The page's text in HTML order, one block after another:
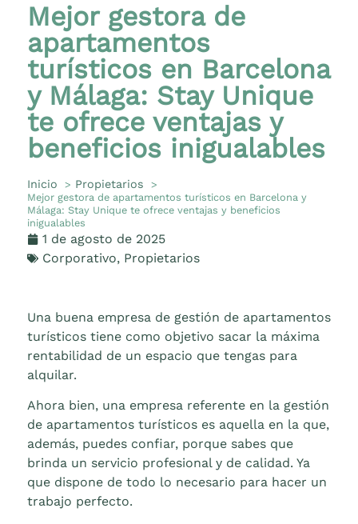
Mejor gestora de
apartamentos
turísticos en Barcelona
y Málaga: Stay Unique
te ofrece ventajas y
beneficios inigualables
Inicio Propietarios
Mejor gestora de apartamentos turísticos en Barcelona y
Málaga: Stay Unique te ofrece ventajas y beneficios
inigualables
1 de agosto de 2025
Corporativo, Propietarios
Una buena empresa de gestión de apartamentos
turísticos tiene como objetivo sacar la máxima
rentabilidad de un espacio que tengas para
alquilar.
Ahora bien, una empresa referente en la gestión
de apartamentos turísticos es aquella en la que,
además, puedes confiar, porque sabes que
brinda un servicio profesional y de calidad. Ya
que dispone de todo lo necesario para hacer un
trabajo perfecto.